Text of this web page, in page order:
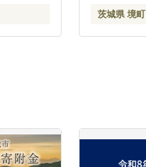
茨城県 境町